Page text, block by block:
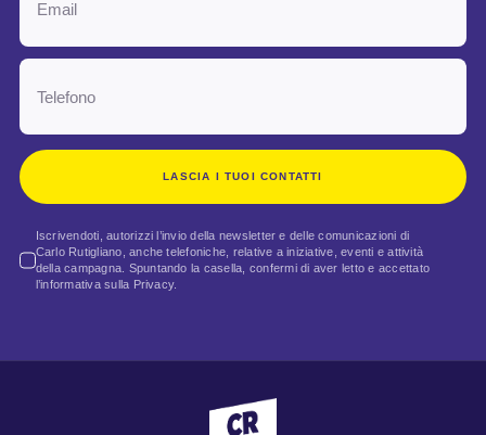
LASCIA I TUOI CONTATTI
Iscrivendoti, autorizzi l’invio della newsletter e delle comunicazioni di
Carlo Rutigliano, anche telefoniche, relative a iniziative, eventi e attività
della campagna. Spuntando la casella, confermi di aver letto e accettato
l’informativa sulla Privacy.